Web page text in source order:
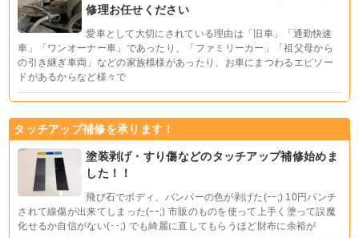
修理お任せください
愛車として大切にされている理由は「旧車」「通勤快速
車」「ワンオーナー車」であったり、「ファミリーカー」「祖父母から
の引き継ぎ車両」などの家族模様があったり、お車にまつわるエピソー
ドがあるからなど様々で
タッチアップ補修を承ります！
塗装剥げ・すり傷などのタッチアップ補修始めま
した！！
飛び石でボディ、バンパーの色が剥げた(ｰｰ;) 10円パンチ
されて線傷が出来てしまった(ｰｰ;) 市販のものを使って上手く塗って誤魔
化せるか自信がない(･･;) でも綺麗に直してもらうほど財布に余裕が